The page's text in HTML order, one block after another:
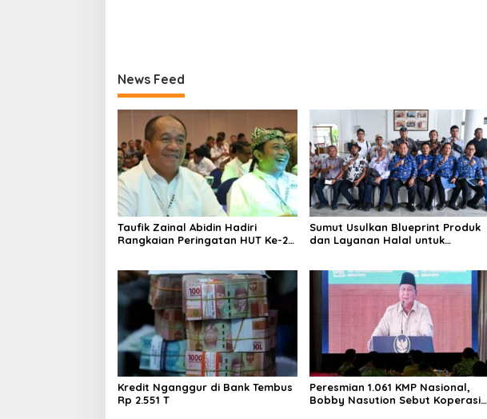
News Feed
Taufik Zainal Abidin Hadiri
Rangkaian Peringatan HUT Ke-26
Sumut Usulkan Blueprint Produk
dan Layanan Halal untuk
Kredit Nganggur di Bank Tembus
Rp 2.551 T
Peresmian 1.061 KMP Nasional,
Bobby Nasution Sebut Koperasi